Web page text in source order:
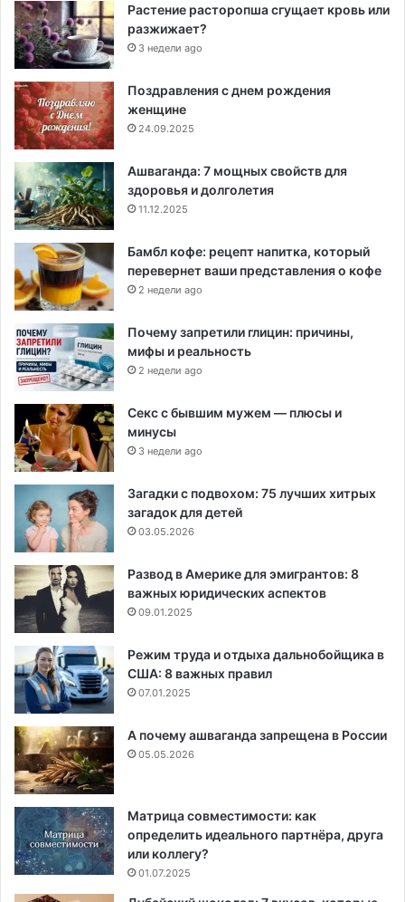
Растение расторопша сгущает кровь или
разжижает?
3 недели ago
Поздравления с днем рождения
женщине
24.09.2025
Ашваганда: 7 мощных свойств для
здоровья и долголетия
11.12.2025
Бамбл кофе: рецепт напитка, который
перевернет ваши представления о кофе
2 недели ago
Почему запретили глицин: причины,
мифы и реальность
2 недели ago
Секс с бывшим мужем — плюсы и
минусы
3 недели ago
Загадки с подвохом: 75 лучших хитрых
загадок для детей
03.05.2026
Развод в Америке для эмигрантов: 8
важных юридических аспектов
09.01.2025
Режим труда и отдыха дальнобойщика в
США: 8 важных правил
07.01.2025
А почему ашваганда запрещена в России
05.05.2026
Матрица совместимости: как
определить идеального партнёра, друга
или коллегу?
01.07.2025